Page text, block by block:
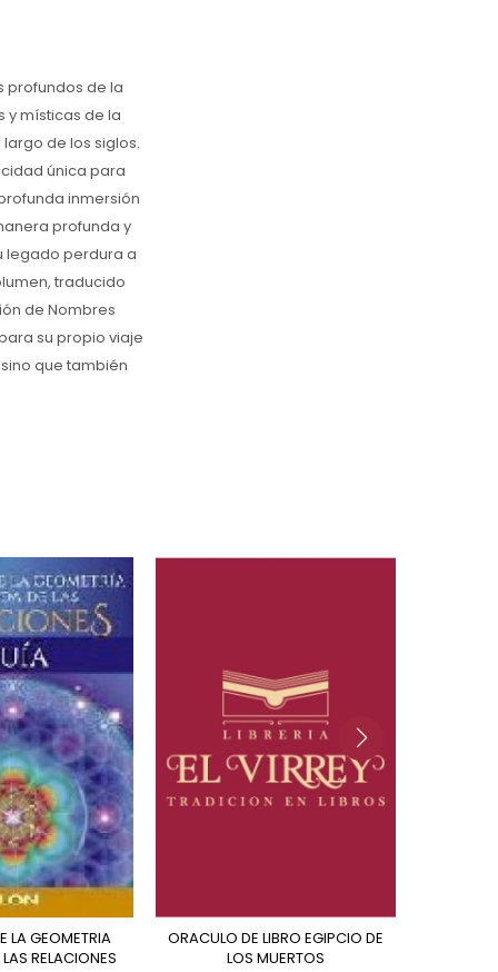
profundos de la
y místicas de la
de los siglos.
única para
inmersión
profunda y
legado perdura a
traducido
de Nombres
su propio viaje
que también
RELACIONES
ORACULO DE LIBRO EGIPCIO DE
LOS MUERTOS